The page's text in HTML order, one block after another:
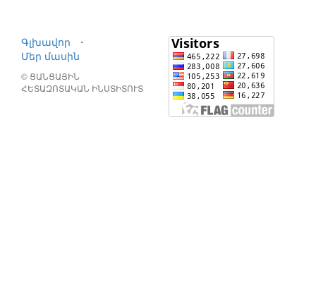
Գլխավոր
⋅
Մեր մասին
© ՑԱՆՑԱՅԻՆ
ՀԵՏԱԶՈՏԱԿԱՆ ԻՆՍՏԻՏՈՒՏ